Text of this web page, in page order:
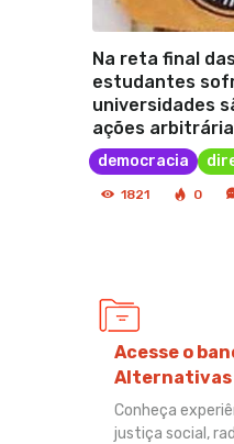
Na reta final
estudantes
universidades
ações
democracia
1821 0
Acesse o
Alternativas
Conheça
justiça social,